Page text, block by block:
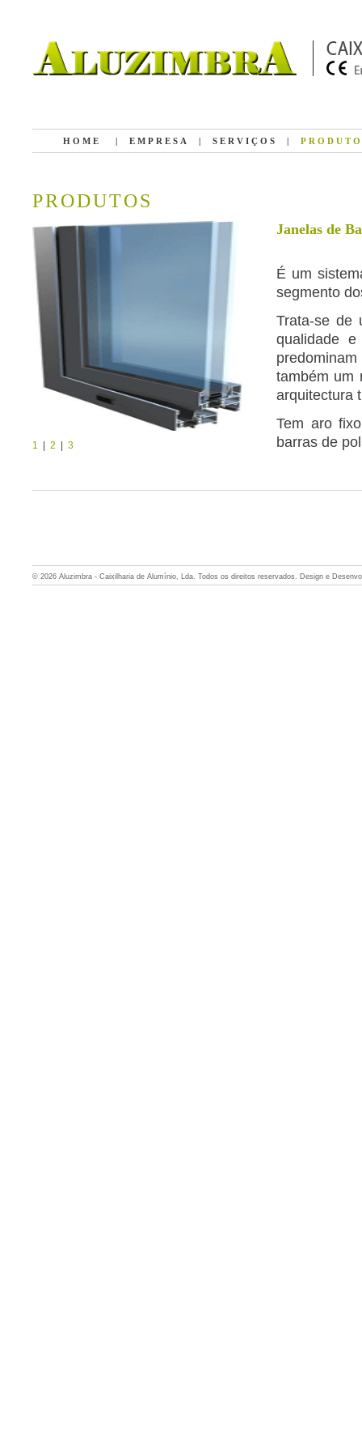
HOME | EMPRESA | SERVIÇOS |
PRODUTOS
1 2 3
Janelas de
É um
segmento
Trata-se de
qualidade e
também um
arquitectura
Tem aro
barras de
© 2026 Aluzimbra - Caixilharia de Alumínio, Lda. Todos os direitos reservados. Design e